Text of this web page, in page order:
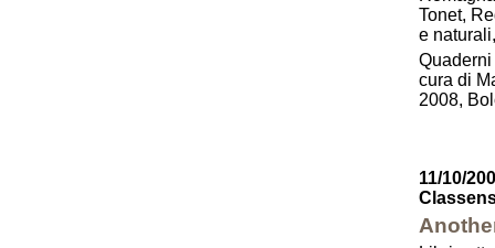
Tonet,
e
cura di
2008,
11/10/